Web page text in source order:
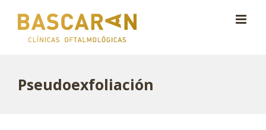
contenido
Pseudoexfoliación